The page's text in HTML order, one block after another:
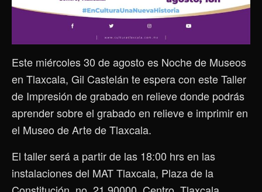
Este miércoles 30 de agosto es Noche de Museos
en Tlaxcala, Gil Castelán te espera con este Taller
de Impresión de grabado en relieve donde podrás
aprender sobre el grabado en relieve e imprimir en
el Museo de Arte de Tlaxcala.
El taller será a partir de las 18:00 hrs en las
instalaciones del MAT Tlaxcala, Plaza de la